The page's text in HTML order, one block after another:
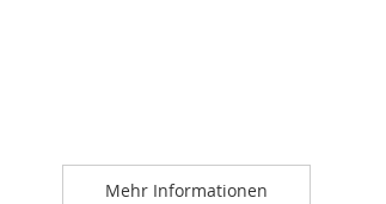
Anfang
Mehr Informationen